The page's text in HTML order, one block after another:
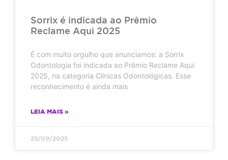
Sorrix é indicada ao Prêmio
Reclame Aqui 2025
É com muito orgulho que anunciamos: a Sorrix
Odontologia foi indicada ao Prêmio Reclame Aqui
2025, na categoria Clínicas Odontológicas. Esse
reconhecimento é ainda mais
LEIA MAIS »
23/09/2025